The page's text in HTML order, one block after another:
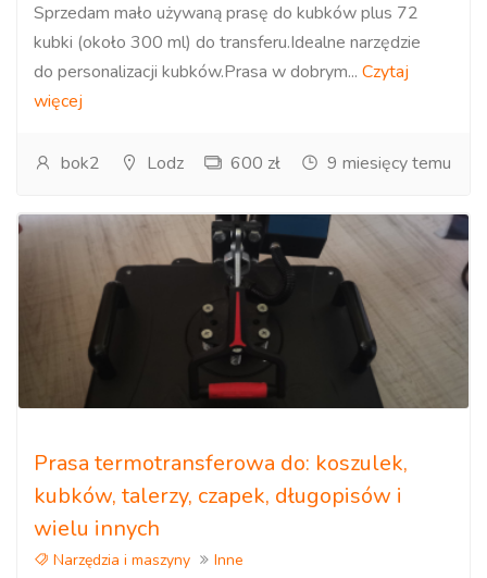
Sprzedam mało używaną prasę do kubków plus 72
kubki (około 300 ml) do transferu.Idealne narzędzie
do personalizacji kubków.Prasa w dobrym... Czytaj
więcej
bok2 Lodz 600 zł 9 miesięcy temu
Prasa termotransferowa do: koszulek,
kubków, talerzy, czapek, długopisów i
wielu innych
Narzędzia i maszyny Inne